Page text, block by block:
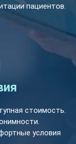
пациентов.
стоимость.
условия